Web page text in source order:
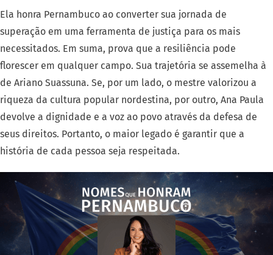
Ela honra Pernambuco ao converter sua jornada de
superação em uma ferramenta de justiça para os mais
necessitados. Em suma, prova que a resiliência pode
florescer em qualquer campo. Sua trajetória se assemelha à
de Ariano Suassuna. Se, por um lado, o mestre valorizou a
riqueza da cultura popular nordestina, por outro, Ana Paula
devolve a dignidade e a voz ao povo através da defesa de
seus direitos. Portanto, o maior legado é garantir que a
história de cada pessoa seja respeitada.